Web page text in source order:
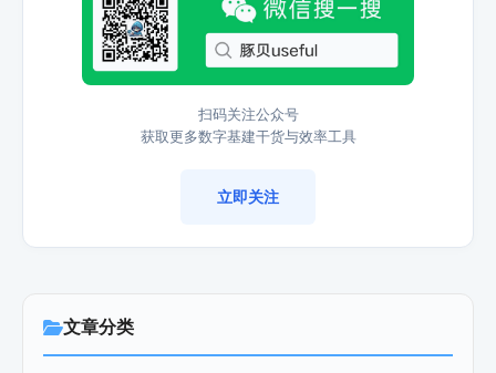
扫码关注公众号
获取更多数字基建干货与效率工具
立即关注
文章分类